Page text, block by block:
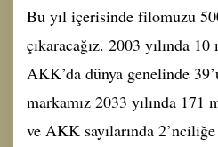
Bu yıl içerisinde filomuzu
çıkaracağız. 2003 yılında
AKK’da dünya genelinde
markamız 2033 yılında 171
ve AKK sayılarında